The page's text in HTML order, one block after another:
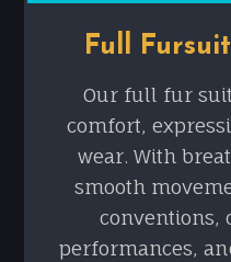
Full
Our full fur
comfort,
wear. With
smooth
conventions,
performances,